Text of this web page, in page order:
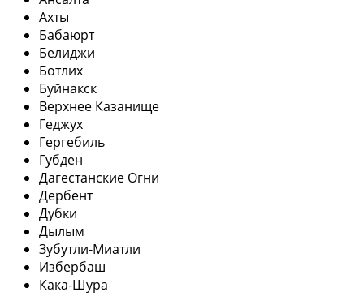
Ахты
Бабаюрт
Белиджи
Ботлих
Буйнакск
Верхнее Казанище
Геджух
Гергебиль
Губден
Дагестанские Огни
Дербент
Дубки
Дылым
Зубутли-Миатли
Избербаш
Кака-Шура